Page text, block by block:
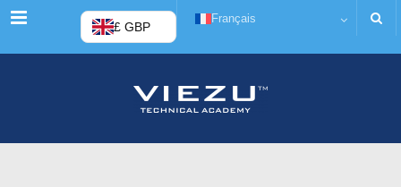
Menu £ GBP
Français